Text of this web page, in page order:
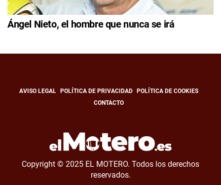
Ángel Nieto, el hombre que nunca se irá
AVISO LEGAL POLÍTICA DE PRIVACIDAD
POLÍTICA DE COOKIES
CONTACTO
Copyright © 2025 EL MOTERO. Todos los derechos
reservados.